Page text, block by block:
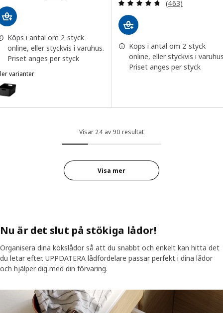
Köps i antal om 2 styck
online, eller styckvis i varuhus.
Priset anges per styck
varianter
UPPDATERA, Låda, antracit, 34x24 cm
(463)
Köps i antal om 2 styck
online, eller styckvis i
Priset anges per styck
Visar 24 av 90 resultat
Visa mer
Nu är det slut på stökiga lådor!
Organisera dina kökslådor så att du snabbt och enkelt kan hitta det
du letar efter. UPPDATERA lådfördelare passar perfekt i dina lådor
och hjälper dig med din förvaring.
En öppen låda med UPPDATERA lådförvaring för köksredskap,